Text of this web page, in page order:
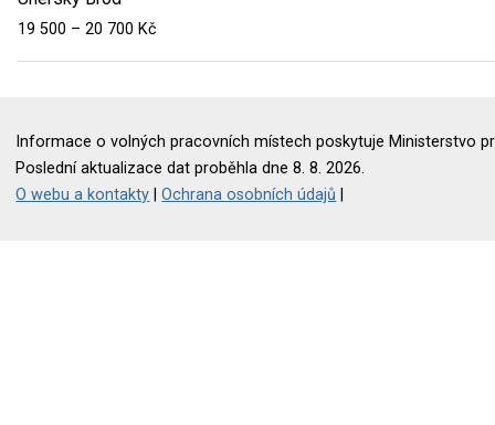
19 500 – 20 700 Kč
Informace o volných pracovních místech poskytuje Ministerstvo
Poslední aktualizace dat proběhla dne 8. 8. 2026.
O webu a kontakty |Ochrana osobních údajů